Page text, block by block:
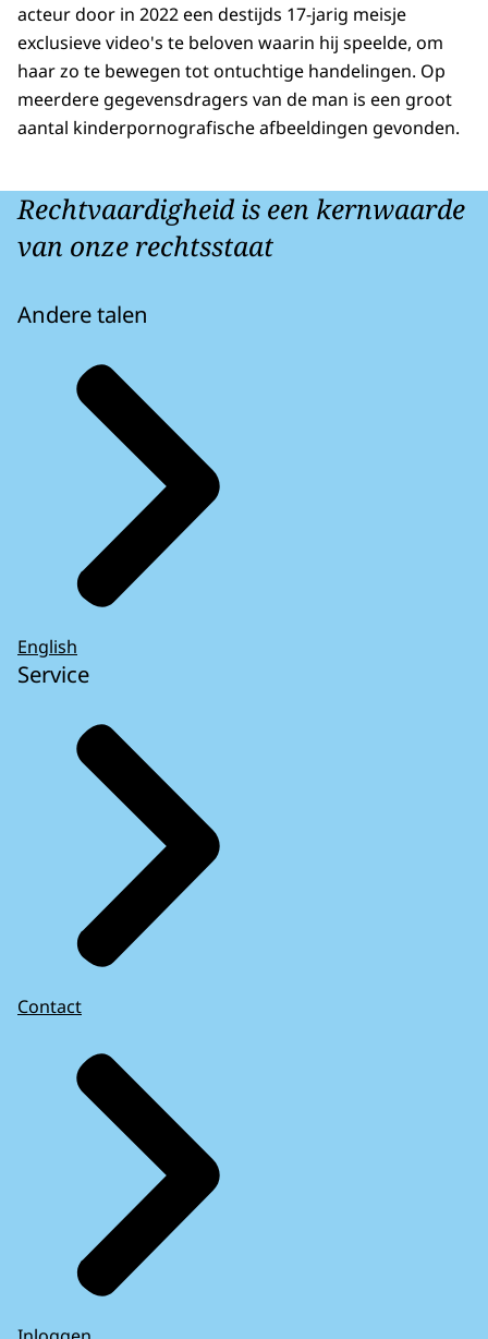
acteur door in 2022 een destijds 17-jarig meisje
exclusieve video's te beloven waarin hij speelde, om
haar zo te bewegen tot ontuchtige handelingen. Op
meerdere gegevensdragers van de man is een groot
aantal kinderpornografische afbeeldingen gevonden.
Rechtvaardigheid is een kernwaarde
van onze rechtsstaat
Andere talen
English
Service
Contact